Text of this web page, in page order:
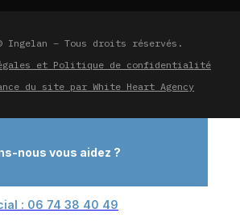
Ingelan – Tous droits réservés.
et Politique de confidentialité
du site par White Heart Agency
nous vous aidez ?
: 06 74 38 40 49